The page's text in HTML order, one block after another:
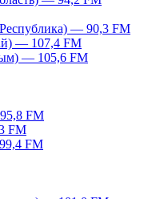
— 90,3 FM
— 107,4 FM
— 105,6 FM
FM
FM
FM